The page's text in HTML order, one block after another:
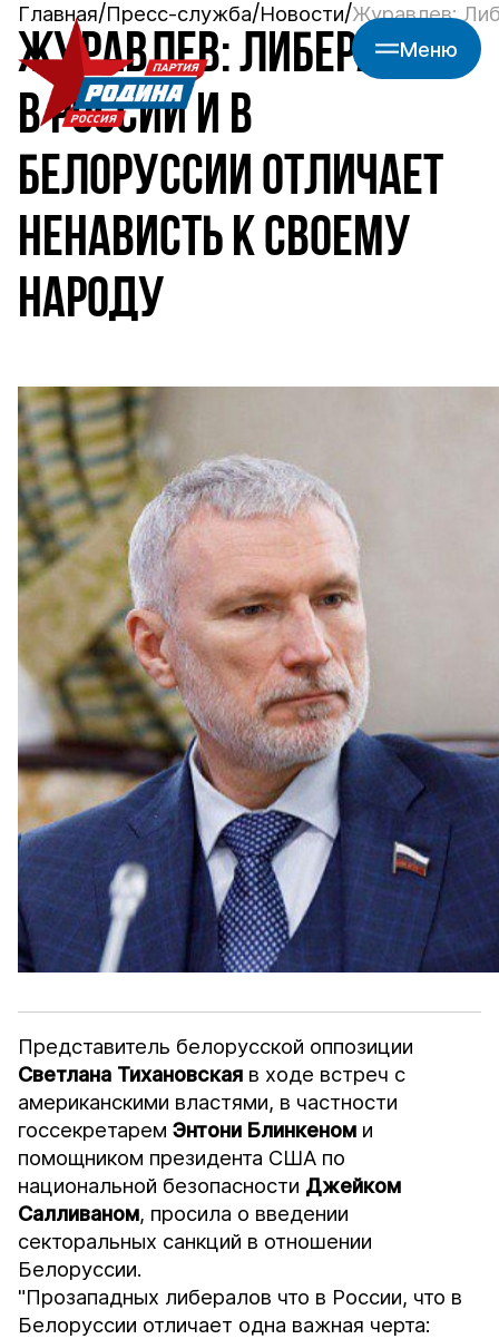
Меню
Главная Пресс-служба Новости Журавлев:
ЖУРАВЛЕВ: ЛИБЕРАЛОВ
В РОССИИ И В
БЕЛОРУССИИ ОТЛИЧАЕТ
НЕНАВИСТЬ К СВОЕМУ
НАРОДУ
Представитель белорусской оппозиции
Светлана Тихановская в ходе встреч с
американскими властями, в частности
госсекретаремЭнтони Блинкеном и
помощником президента США по
национальной безопасности Джейком
Салливаном, просила о введении
секторальных санкций в отношении
Белоруссии.
"Прозападных либералов что в России, что в
Белоруссии отличает одна важная черта: